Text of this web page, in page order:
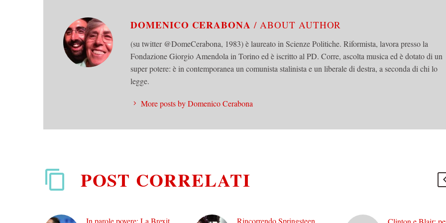
DOMENICO CERABONA/ ABOUT AUTHOR
(su twitter @DomeCerabona, 1983) è laureato in Scienze Politiche. Riformista, lavora presso la
Fondazione Giorgio Amendola in Torino ed è iscritto al PD. Corre, ascolta musica ed è dotato di un
super potere: è in contemporanea un comunista stalinista e un liberale di destra, a seconda di chi lo
legge.
More posts by Domenico Cerabona
POST CORRELATI
In parole povere: La Brexit
Rincorrendo Springsteen